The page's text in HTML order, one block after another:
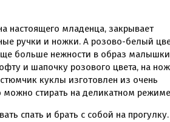
настоящего младенца, закрывает
ручки и ножки. А розово-белый
больше нежности в образ
и шапочку розового цвета, на
куклы изготовлен из очень
можно стирать на деликатном
спать и брать с собой на прогулку.